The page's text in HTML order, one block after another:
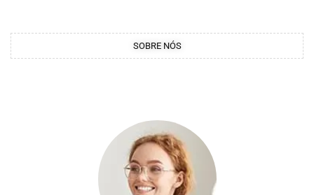
SOBRE NÓS